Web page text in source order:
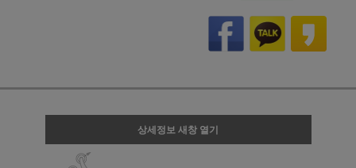
상세정보 새창 열기